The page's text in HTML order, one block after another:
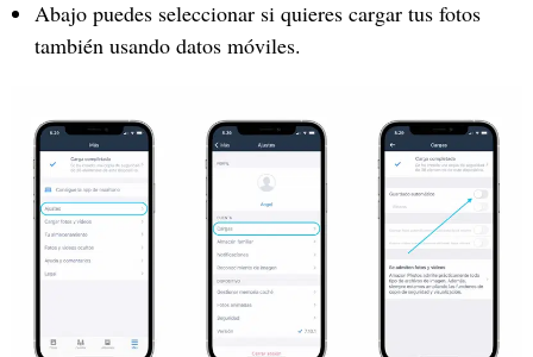
Abajo puedes seleccionar si quieres cargar tus fotos
también usando datos móviles.